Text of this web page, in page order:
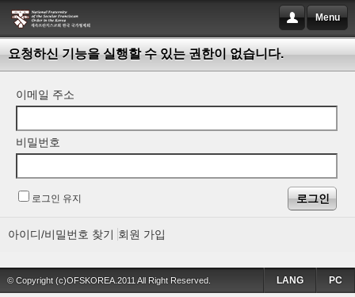
Menu
요청하신 기능을 실행할 수 있는 권한이 없습니다.
이메일 주소
비밀번호
로그인 유지
아이디/비밀번호 찾기 회원 가입
© Copyright (c)OFSKOREA.2011 All Right Reserved. PC
LANG